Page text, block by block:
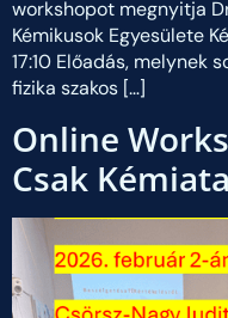
workshopot megnyitja
Kémikusok Egyesülete
17:10 Előadás, melynek
fizika szakos […]
Online
Csak